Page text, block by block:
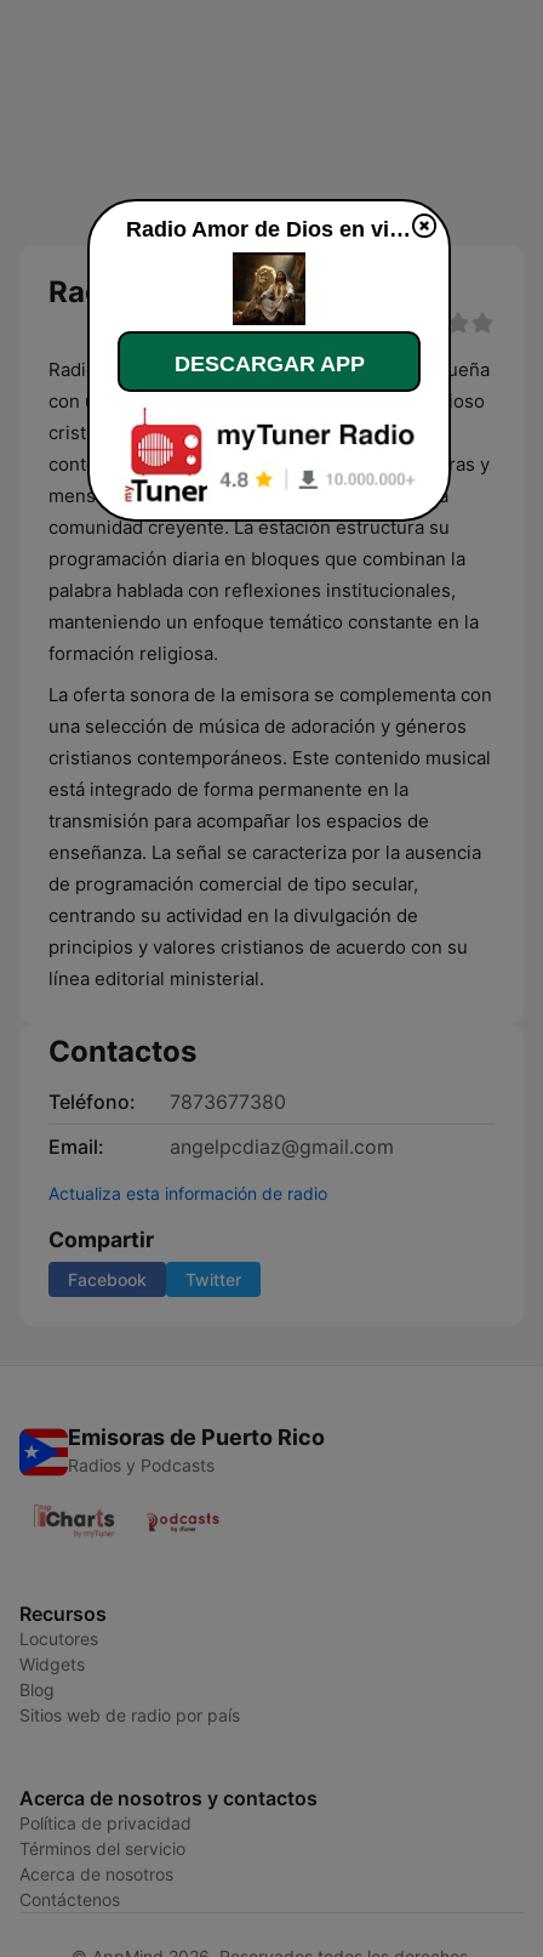
Radio Amor de Dios en Vivo
Radio Amor de Dios es una emisora puertorriqueña
con una programación dedicada al ámbito religioso
cristiano. Su formato se basa en la emisión de
contenidos doctrinales, estudios de las escrituras y
mensajes de carácter espiritual orientados a la
comunidad creyente. La estación estructura su
programación diaria en bloques que combinan la
palabra hablada con reflexiones institucionales,
manteniendo un enfoque temático constante en la
formación religiosa.
La oferta sonora de la emisora se complementa con
una selección de música de adoración y géneros
cristianos contemporáneos. Este contenido musical
está integrado de forma permanente en la
transmisión para acompañar los espacios de
enseñanza. La señal se caracteriza por la ausencia
de programación comercial de tipo secular,
centrando su actividad en la divulgación de
principios y valores cristianos de acuerdo con su
línea editorial ministerial.
Contactos
Teléfono:
7873677380
Email:
angelpcdiaz@gmail.com
Actualiza esta información de radio
Compartir
Facebook Twitter
Emisoras de Puerto Rico
Radios y Podcasts
Recursos
Locutores
Widgets
Blog
Sitios web de radio por país
Acerca de nosotros y contactos
Política de privacidad
Términos del servicio
Acerca de nosotros
Contáctenos
Radio Amor de Dios en vivo
DESCARGAR APP